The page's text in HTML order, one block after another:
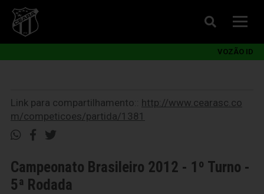
VOZÃO ID
Link para compartilhamento:: http://www.cearasc.co
m/competicoes/partida/1381
Campeonato Brasileiro 2012 - 1º Turno -
5ª Rodada